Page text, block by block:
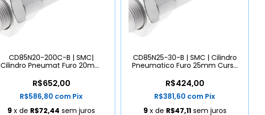
CD85N20-200C-B | SMC|
Cilindro Pneumat Furo 20mm
R$652,00
R$586,80 com Pix
9 x de R$72,44 sem juros
CD85N25-30-B | SMC | Cilindro
Pneumatico Furo 25mm Curso
R$424,00
R$381,60 com Pix
9 x de R$47,11 sem juros